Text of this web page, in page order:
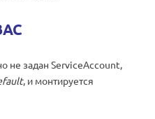
не задан ServiceAccount,
, и монтируется